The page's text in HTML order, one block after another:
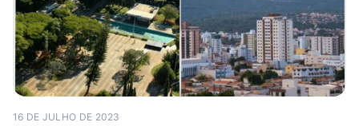
16 DE JULHO DE 2023